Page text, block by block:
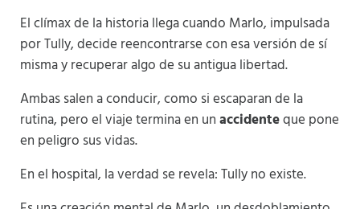
El clímax de la historia llega cuando Marlo, impulsada
por Tully, decide reencontrarse con esa versión de sí
misma y recuperar algo de su antigua libertad.
Ambas salen a conducir, como si escaparan de la
rutina, pero el viaje termina en unaccidenteque pone
en peligro sus vidas.
En el hospital, la verdad se revela: Tully no existe.